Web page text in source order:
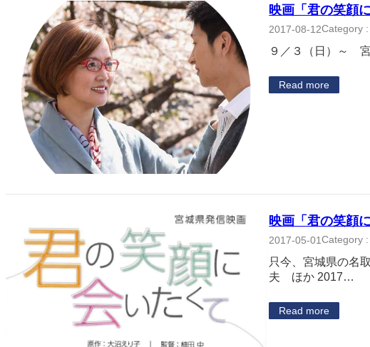
映画「君の笑顔
2017-08-12Category
９／３（日）～ 宮
Read more
映画「君の笑顔
2017-05-01Category
只今、宮城県の名
夫 ほか 2017…
Read more